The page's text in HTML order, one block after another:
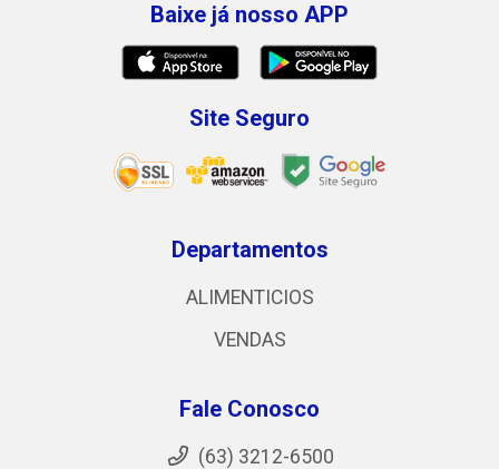
Baixe já nosso APP
Site Seguro
Departamentos
ALIMENTICIOS
VENDAS
Fale Conosco
(63) 3212-6500